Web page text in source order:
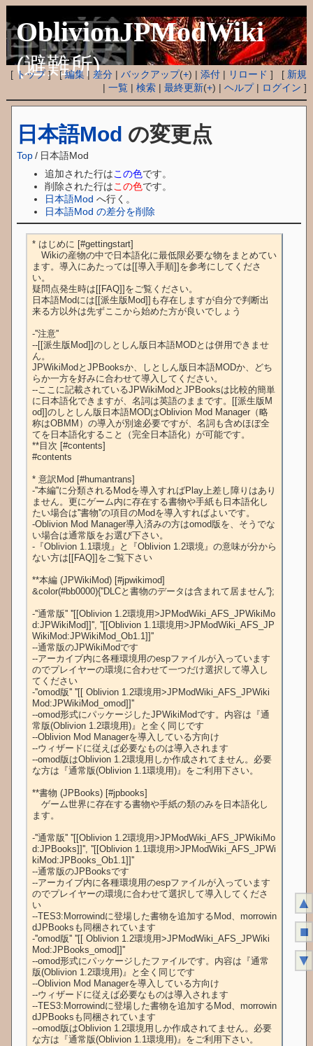
OblivionJPModWiki
(避難所)
[ トップ] [編集| 差分 |バックアップ(+) |添付 | リロード ] [ 新規
|一覧 |検索 |最終更新(+) |ヘルプ| ログイン ]
日本語Mod の変更点
Top / 日本語Mod
追加された行はこの色です。
削除された行はこの色です。
日本語Mod へ行く。
日本語Mod の差分を削除
* はじめに [#gettingstart]
Wikiの産物の中で日本語化に最低限必要な物をまとめてい
ます。導入にあたっては[[導入手順]]を参考にしてくださ
い。
疑問点発生時は[[FAQ]]をご覧ください。
日本語Modには[[派生版Mod]]も存在しますが自分で判断出
来る方以外は先ずここから始めた方が良いでしょう
-''注意''
--[[派生版Mod]]のしとしん版日本語MODとは併用できませ
ん。
JPWikiModとJPBooksか、しとしん版日本語MODか、どち
らか一方を好みに合わせて導入してください。
--ここに記載されているJPWikiModとJPBooksは比較的簡単
に日本語化できますが、名詞は英語のままです。[[派生版M
od]]のしとしん版日本語MODはOblivion Mod Manager（略
称はOBMM）の導入が別途必要ですが、名詞も含めほぼ全
てを日本語化すること（完全日本語化）が可能です。
**目次 [#contents]
#contents
* 意訳Mod [#humantrans]
-''本編''に分類されるModを導入すればPlay上差し障りはあり
ません。更にゲーム内に存在する書物や手紙も日本語化し
たい場合は''書物''の項目のModを導入すればよいです。
-Oblivion Mod Manager導入済みの方はomod版を、そうでな
い場合は通常版をお選び下さい。
-『Oblivion 1.1環境』と『Oblivion 1.2環境』の意味が分から
ない方は[[FAQ]]をご覧下さい
**本編 (JPWikiMod) [#jpwikimod]
&color(#bb0000){''DLCと書物のデータは含まれて居ません''};
-''通常版'' ''[[Oblivion 1.2環境用>JPModWiki_AFS_JPWikiMo
d:JPWikiMod]]'', ''[[Oblivion 1.1環境用>JPModWiki_AFS_JP
WikiMod:JPWikiMod_Ob1.1]]''
--通常版のJPWikiModです
--アーカイブ内に各種環境用のespファイルが入っています
のでプレイヤーの環境に合わせて一つだけ選択して導入し
てください
-''omod版'' ''[[ Oblivion 1.2環境用>JPModWiki_AFS_JPWiki
Mod:JPWikiMod_omod]]''
--omod形式にパッケージしたJPWikiModです。内容は『通
常版(Oblivion 1.2環境用)』と全く同じです
--Oblivion Mod Managerを導入している方向け
--ウィザードに従えば必要なものは導入されます
--omod版はOblivion 1.2環境用しか作成されてません。必要
な方は『通常版(Oblivion 1.1環境用)』をご利用下さい。
**書物 (JPBooks) [#jpbooks]
ゲーム世界に存在する書物や手紙の類のみを日本語化し
ます。
-''通常版'' ''[[Oblivion 1.2環境用>JPModWiki_AFS_JPWikiMo
d:JPBooks]]'', ''[[Oblivion 1.1環境用>JPModWiki_AFS_JPWi
kiMod:JPBooks_Ob1.1]]''
--通常版のJPBooksです
--アーカイブ内に各種環境用のespファイルが入っています
のでプレイヤーの環境に合わせて選択して導入してくださ
い
--TES3:Morrowindに登場した書物を追加するMod、morrowin
dJPBooksも同梱されています
-''omod版'' ''[[ Oblivion 1.2環境用>JPModWiki_AFS_JPWiki
Mod:JPBooks_omod]]''
--omod形式にパッケージしたファイルです。内容は『通常
版(Oblivion 1.2環境用)』と全く同じです
--Oblivion Mod Managerを導入している方向け
--ウィザードに従えば必要なものは導入されます
--TES3:Morrowindに登場した書物を追加するMod、morrowin
dJPBooksも同梱されています
--omod版はOblivion 1.2環境用しか作成されてません。必要
な方は『通常版(Oblivion 1.1環境用)』をご利用下さい。
▲
■
▼